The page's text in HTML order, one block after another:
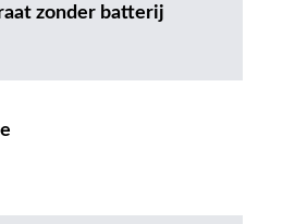
zonder batterij